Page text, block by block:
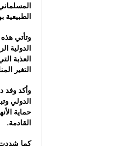
الطبيعية
وتأتي
الدولية
العذبة
التغير
وأكد وفد
الدولي
حماية
القادمة.
كما شددت